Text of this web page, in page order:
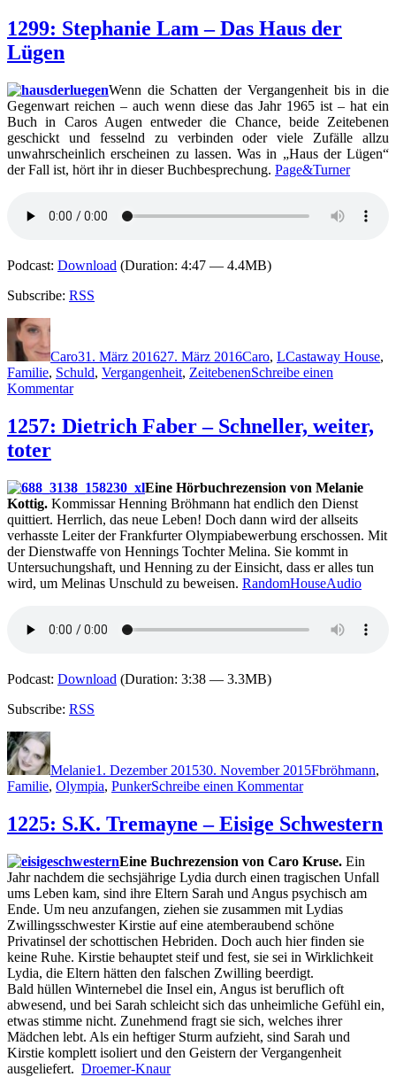
Caroline
Eriksson
Vermissten
1299: Stephanie Lam – Das Haus der
Lügen
Wenn die Schatten der Vergangenheit bis in die
Gegenwart reichen – auch wenn diese das Jahr 1965 ist – hat ein
Buch in Caros Augen entweder die Chance, beide Zeitebenen
geschickt und fesselnd zu verbinden oder viele Zufälle allzu
unwahrscheinlich erscheinen zu lassen. Was in „Haus der Lügen“
der Fall ist, hört ihr in dieser Buchbesprechung. Page&Turner
Podcast: Download (Duration: 4:47 — 4.4MB)
Subscribe: RSS
Autor
Caro31. März 201627. März 2016Caro, LCastaway House,
Familie, Schuld, Vergangenheit, ZeitebenenSchreibe einen
Kommentarzu
Stephanie
Lam
Haus
der
Lügen
1257: Dietrich Faber – Schneller, weiter,
toter
Eine Hörbuchrezension von Melanie
Kottig. Kommissar Henning Bröhmann hat endlich den Dienst
quittiert. Herrlich, das neue Leben! Doch dann wird der allseits
verhasste Leiter der Frankfurter Olympiabewerbung erschossen. Mit
der Dienstwaffe von Hennings Tochter Melina. Sie kommt in
Untersuchungshaft, und Henning zu der Einsicht, dass er alles tun
wird, um Melinas Unschuld zu beweisen. RandomHouseAudio
Podcast: Download (Duration: 3:38 — 3.3MB)
Subscribe: RSS
Autor
Melanie1. Dezember 201530. November 2015Fbröhmann,
Familie, Olympia, PunkerSchreibe einen Kommentarzu
Dietrich
Faber
Schneller,
weiter,
toter
1225: S.K. Tremayne – Eisige Schwestern
Eine Buchrezension von Caro Kruse. Ein
Jahr nachdem die sechsjährige Lydia durch einen tragischen Unfall
ums Leben kam, sind ihre Eltern Sarah und Angus psychisch am
Ende. Um neu anzufangen, ziehen sie zusammen mit Lydias
Zwillingsschwester Kirstie auf eine atemberaubend schöne
Privatinsel der schottischen Hebriden. Doch auch hier finden sie
keine Ruhe. Kirstie behauptet steif und fest, sie sei in Wirklichkeit
Lydia, die Eltern hätten den falschen Zwilling beerdigt.
Bald hüllen Winternebel die Insel ein, Angus ist beruflich oft
abwesend, und bei Sarah schleicht sich das unheimliche Gefühl ein,
etwas stimme nicht. Zunehmend fragt sie sich, welches ihrer
Mädchen lebt. Als ein heftiger Sturm aufzieht, sind Sarah und
Kirstie komplett isoliert und den Geistern der Vergangenheit
ausgeliefert. Droemer-Knaur